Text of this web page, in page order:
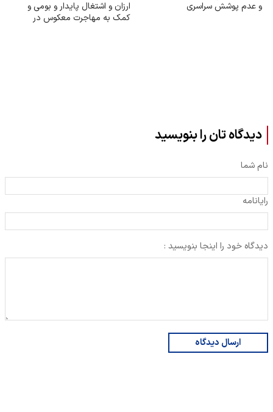
و عدم پوشش سراسری
ارزان و اشتغال پایدار و بومی و
کمک به مهاجرت معکوس در
دیدگاه تان را بنویسید
نام شما
رایانامه
دیدگاه خود را اینجا بنویسید :
ارسال دیدگاه